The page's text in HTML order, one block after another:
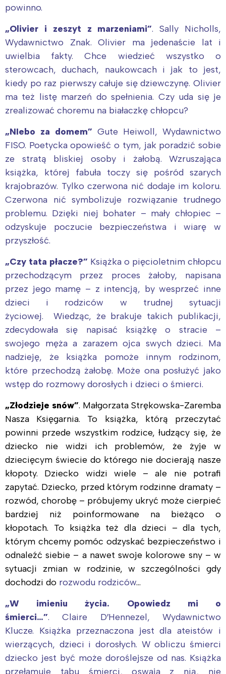
powinno.
„Olivier i zeszyt z marzeniami”. Sally Nicholls,
Wydawnictwo Znak. Olivier ma jedenaście lat i
uwielbia fakty. Chce wiedzieć wszystko o
sterowcach, duchach, naukowcach i jak to jest,
kiedy po raz pierwszy całuje się dziewczynę. Olivier
ma też listę marzeń do spełnienia. Czy uda się je
zrealizować choremu na białaczkę chłopcu?
„NIebo za domem” Gute Heiwoll, Wydawnictwo
FISO. Poetycka opowieść o tym, jak poradzić sobie
ze stratą bliskiej osoby i żałobą. Wzruszająca
książka, której fabuła toczy się pośród szarych
krajobrazów. Tylko czerwona nić dodaje im koloru.
Czerwona nić symbolizuje rozwiązanie trudnego
problemu. Dzięki niej bohater – mały chłopiec –
odzyskuje poczucie bezpieczeństwa i wiarę w
przyszłość.
„Czy tata płacze?” Książka o pięcioletnim chłopcu
przechodzącym przez proces żałoby, napisana
przez jego mamę – z intencją, by wesprzeć inne
dzieci i rodziców w trudnej sytuacji
życiowej. Wiedząc, że brakuje takich publikacji,
zdecydowała się napisać książkę o stracie –
swojego męża a zarazem ojca swych dzieci. Ma
nadzieję, że książka pomoże innym rodzinom,
które przechodzą żałobę. Może ona posłużyć jako
wstęp do rozmowy dorosłych i dzieci o śmierci.
„Złodzieje snów”. Małgorzata Strękowska-Zaremba
Nasza Księgarnia. To książka, którą przeczytać
powinni przede wszystkim rodzice, łudzący się, że
dziecko nie widzi ich problemów, że żyje w
dziecięcym świecie do którego nie docierają nasze
kłopoty. Dziecko widzi wiele – ale nie potrafi
zapytać. Dziecko, przed którym rodzinne dramaty –
rozwód, chorobę – próbujemy ukryć może cierpieć
bardziej niż poinformowane na bieżąco o
kłopotach. To książka też dla dzieci – dla tych,
którym chcemy pomóc odzyskać bezpieczeństwo i
odnaleźć siebie – a nawet swoje kolorowe sny – w
sytuacji zmian w rodzinie, w szczególności gdy
dochodzi do rozwodu rodziców…
„W imieniu życia. Opowiedz mi o
śmierci…”. Claire D′Hennezel, Wydawnictwo
Klucze. Książka przeznaczona jest dla ateistów i
wierzących, dzieci i dorosłych. W obliczu śmierci
dziecko jest być może doroślejsze od nas. Książka
przełamuje tabu śmierci, oswaja z nią, nie